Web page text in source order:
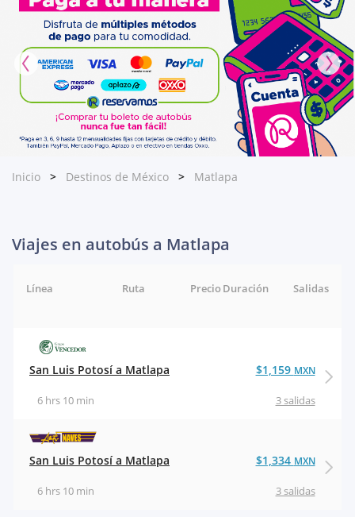
Inicio Destinos de México Matlapa
Viajes en autobús a Matlapa
Línea Ruta Salidas
Duración
Precio
San Luis Potosí a Matlapa
3 salidas
6 hrs 10 min
$1,159 MXN
San Luis Potosí a Matlapa
3 salidas
6 hrs 10 min
$1,334 MXN